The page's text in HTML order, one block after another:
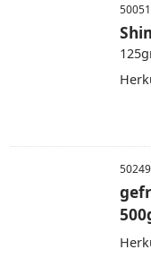
50051
50249